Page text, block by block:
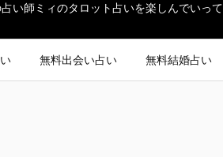
い師ミィのタロット占いを楽しんでいって
無料出会い占い 無料結婚占い